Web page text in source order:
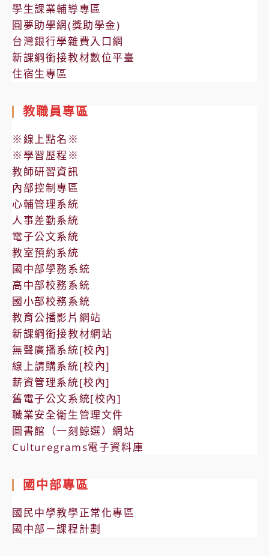
學生課業輔導專區
圓夢助學網(獎助學金)
台灣銀行學雜費入口網
新課綱銜接教材數位平臺
住宿生專區
教職員專區
※線上點名※
※學習歷程※
教師研習資訊
內部控制專區
心輔管理系統
人事差勤系統
電子公文系統
教室預約系統
國中部學務系統
高中部校務系統
國小部校務系統
教育公播影片網站
新課綱銜接教材網站
無聲廣播系統[校內]
線上請購系統[校內]
薪資管理系統[校內]
舊電子公文系統[校內]
職業安全衛生管理文件
圖書館（一刻鯨選）網站
Culturegrams電子資料庫
國中部專區
國民中學教學正常化專區
國中部－課程計劃